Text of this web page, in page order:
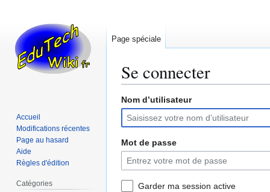
Se connecter
Aller
la
navigation
Aller
la
recherche
Nom d’utilisateur
Mot de passe
Garder ma session active
Page spéciale
Accueil
Modifications récentes
Page au hasard
Aide
Règles d'édition
Catégories